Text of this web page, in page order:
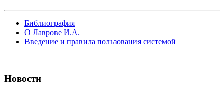
Библиография
О Лаврове И.А.
Введение и правила пользования системой
Новости